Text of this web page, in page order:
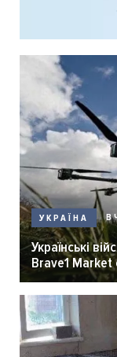
УКРАЇНА
Українські
Brave1 Market